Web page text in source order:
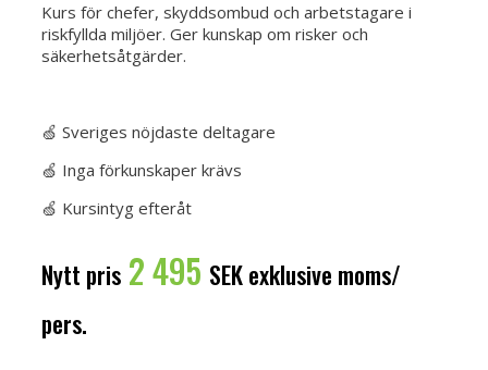
Kurs för chefer, skyddsombud och arbetstagare i
riskfyllda miljöer. Ger kunskap om risker och
säkerhetsåtgärder.
🍏 Sveriges nöjdaste deltagare
🍏 Inga förkunskaper krävs
🍏 Kursintyg efteråt
Nytt pris 2 495 SEK exklusive moms/
pers.